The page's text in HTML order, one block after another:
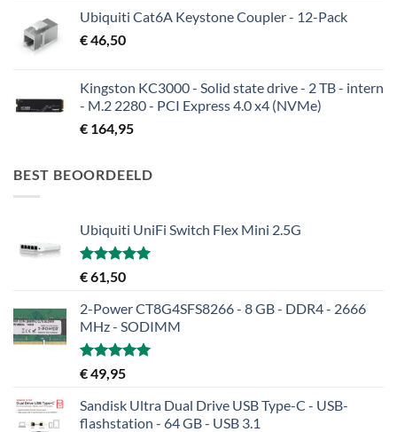
Ubiquiti Cat6A Keystone Coupler - 12-Pack
€46,50
Kingston KC3000 - Solid state drive - 2 TB - intern
- M.2 2280 - PCI Express 4.0 x4 (NVMe)
€ 164,95
BEST BEOORDEELD
Ubiquiti UniFi Switch Flex Mini 2.5G
Gewaardeerd
uit 5
€61,50
2-Power CT8G4SFS8266 - 8 GB - DDR4 - 2666
MHz - SODIMM
Gewaardeerd
uit 5
€49,95
Sandisk Ultra Dual Drive USB Type-C - USB-
flashstation - 64 GB - USB 3.1